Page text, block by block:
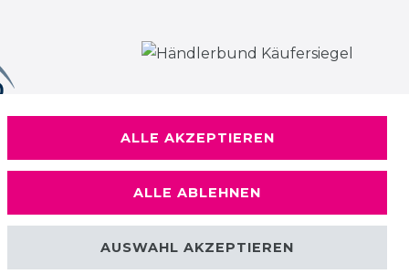
ALLE AKZEPTIEREN
ALLE ABLEHNEN
AUSWAHL AKZEPTIEREN